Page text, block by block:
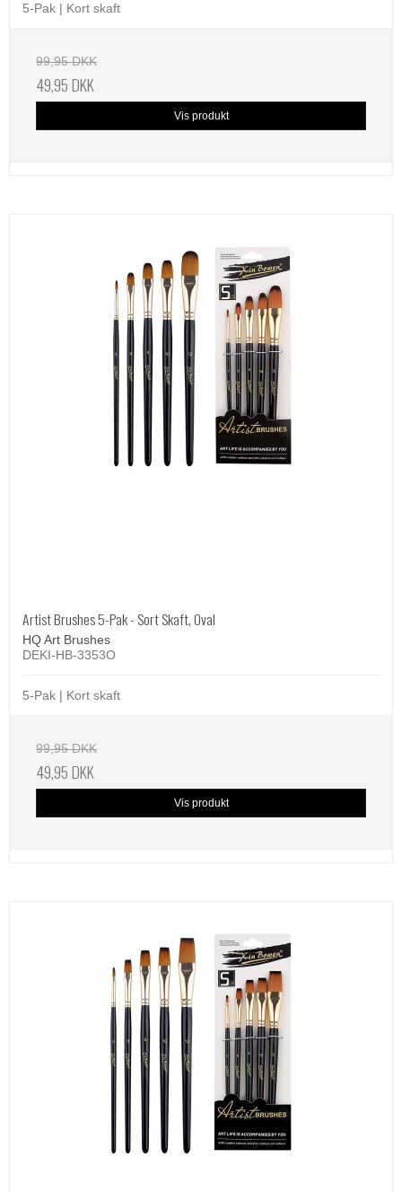
5-Pak | Kort skaft
99,95 DKK
49,95 DKK
Vis produkt
Artist Brushes 5-Pak - Sort Skaft, Oval
HQ Art Brushes
DEKI-HB-3353O
5-Pak | Kort skaft
99,95 DKK
49,95 DKK
Vis produkt